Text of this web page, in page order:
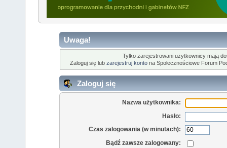
Uwaga!
Tylko zarejestrowani użytkownicy mają
Zaloguj się lub zarejestruj konto na Społecznościowe Forum
Zaloguj się
Nazwa użytkownika:
Hasło:
Czas zalogowania (w minutach):
Bądź zawsze zalogowany: